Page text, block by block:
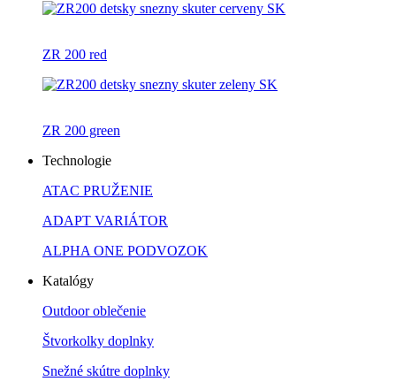
ZR 200 red
ZR 200 green
Technologie
ATAC PRUŽENIE
ADAPT VARIÁTOR
ALPHA ONE PODVOZOK
Katalógy
Outdoor oblečenie
Štvorkolky doplnky
Snežné skútre doplnky